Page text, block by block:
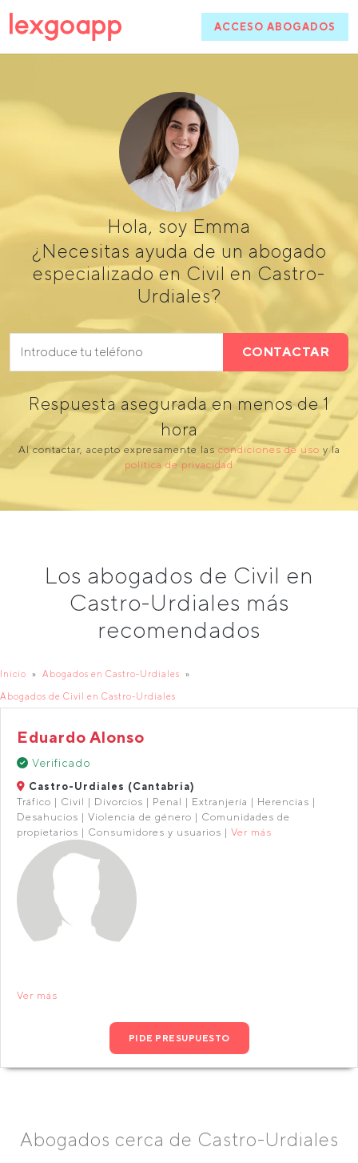
ACCESO ABOGADOS
Hola, soy Emma
¿Necesitas ayuda de un abogado
especializado en Civil en Castro-
Urdiales?
CONTACTAR
Respuesta asegurada en menos de 1
hora
Al contactar, acepto expresamente las condiciones de uso y la
política de privacidad
Los abogados de Civil en
Castro-Urdiales más
recomendados
Inicio Abogados en Castro-Urdiales
Abogados de Civil en Castro-Urdiales
Eduardo Alonso
Verificado
Castro-Urdiales (Cantabria)
Tráfico | Civil | Divorcios | Penal | Extranjería | Herencias |
Desahucios | Violencia de género | Comunidades de
propietarios | Consumidores y usuarios | Ver más
Ver más
PIDE PRESUPUESTO
Abogados cerca de Castro-Urdiales